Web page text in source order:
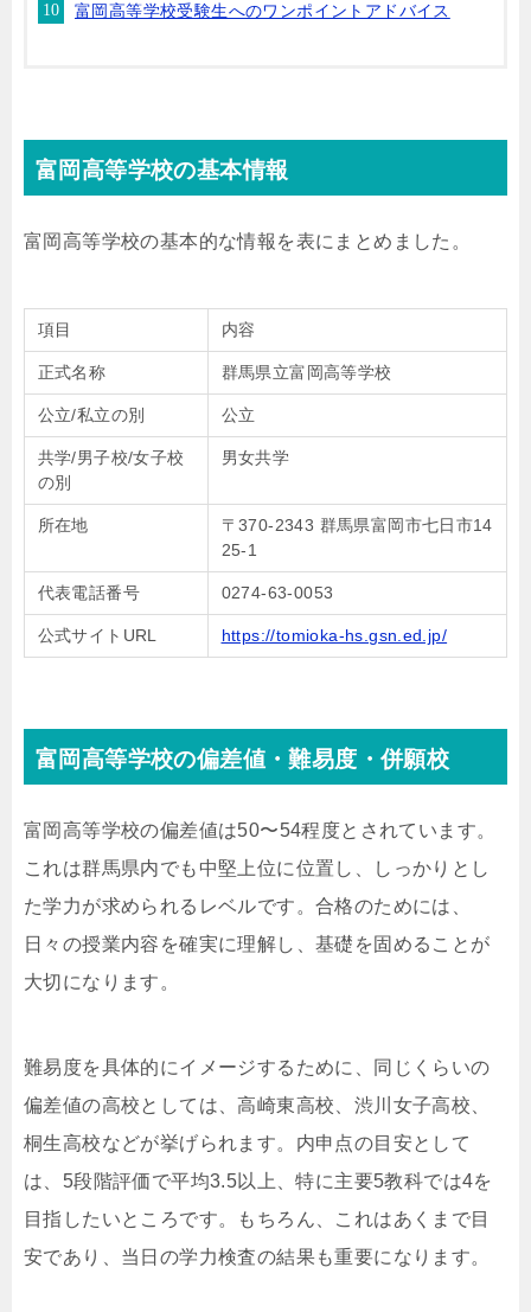
富岡高等学校受験生へのワンポイントアドバイス
富岡高等学校の基本情報
富岡高等学校の基本的な情報を表にまとめました。
項目 内容
正式名称 群馬県立富岡高等学校
公立/私立の別 公立
共学/男子校/女子校
の別
男女共学
所在地
〒370-2343 群馬県富岡市七日市14
25-1
代表電話番号 0274-63-0053
公式サイトURL https://tomioka-hs.gsn.ed.jp/
富岡高等学校の偏差値・難易度・併願校
富岡高等学校の偏差値は50〜54程度とされています。
これは群馬県内でも中堅上位に位置し、しっかりとし
た学力が求められるレベルです。合格のためには、
日々の授業内容を確実に理解し、基礎を固めることが
大切になります。
難易度を具体的にイメージするために、同じくらいの
偏差値の高校としては、高崎東高校、渋川女子高校、
桐生高校などが挙げられます。内申点の目安として
は、5段階評価で平均3.5以上、特に主要5教科では4を
目指したいところです。もちろん、これはあくまで目
安であり、当日の学力検査の結果も重要になります。